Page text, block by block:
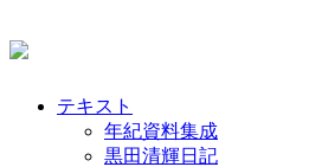
テキスト
年紀資料集成
黒田清輝日記